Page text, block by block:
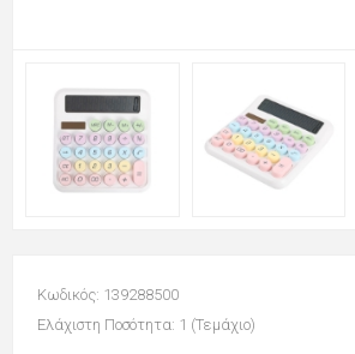
Κωδικός: 139288500
Ελάχιστη Ποσότητα: 1 (Τεμάχιο)